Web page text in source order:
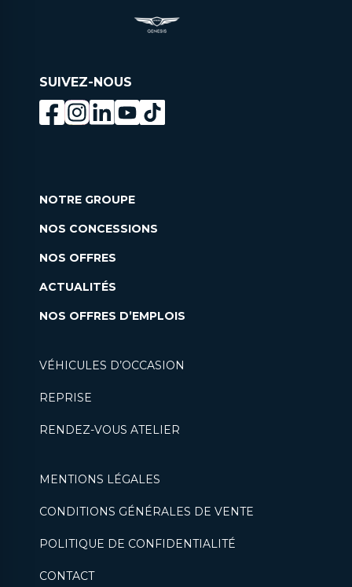
SUIVEZ-NOUS
NOTRE GROUPE
NOS CONCESSIONS
NOS OFFRES
ACTUALITÉS
NOS OFFRES D’EMPLOIS
VÉHICULES D’OCCASION
REPRISE
RENDEZ-VOUS ATELIER
MENTIONS LÉGALES
CONDITIONS GÉNÉRALES DE VENTE
POLITIQUE DE CONFIDENTIALITÉ
CONTACT